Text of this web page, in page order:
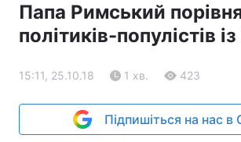
Папа Римський
політиків-популістів
15:11, 25.10.18 1 хв. 423
Підпишіться на нас в